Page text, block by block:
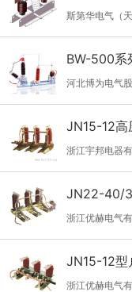
斯第华电气（
BW-500系
河北博为电气
JN15-12高
浙江宇邦电器
JN22-40/
浙江优赫电气
JN15-12型
浙江优赫电气